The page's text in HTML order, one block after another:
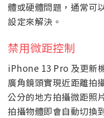
體或硬體問題，通常可
設定來解決。
禁用微距控制
iPhone 13 Pro 及更新
廣角鏡頭實現近距離拍
公分的地方拍攝微距照
拍攝物體即會自動切換